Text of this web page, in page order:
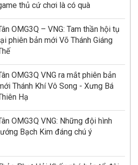
thủ cứ chơi là có quà
OMG3Q – VNG: Tam thần hội tụ
phiên bản mới Võ Thánh Giáng
OMG3Q VNG ra mắt phiên bản
Thánh Khí Vô Song - Xưng Bá
Hạ
OMG3Q VNG: Những đội hình
Bạch Kim đáng chú ý